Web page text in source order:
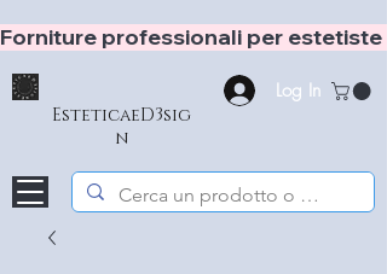
Forniture professionali per
EsteticaeD3sig
n
Log In